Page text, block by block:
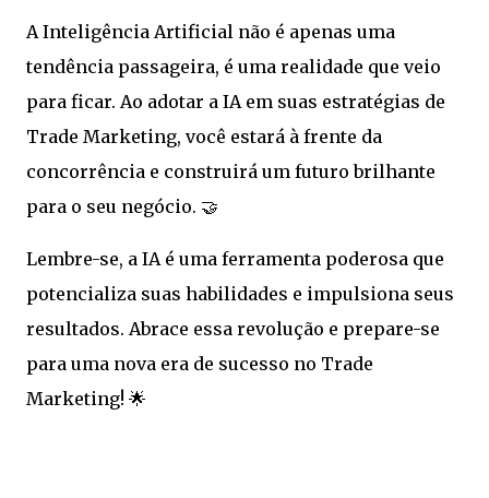
A Inteligência Artificial não é apenas uma
tendência passageira, é uma realidade que veio
para ficar. Ao adotar a IA em suas estratégias de
Trade Marketing, você estará à frente da
concorrência e construirá um futuro brilhante
para o seu negócio. 🤝
Lembre-se, a IA é uma ferramenta poderosa que
potencializa suas habilidades e impulsiona seus
resultados. Abrace essa revolução e prepare-se
para uma nova era de sucesso no Trade
Marketing! 🌟